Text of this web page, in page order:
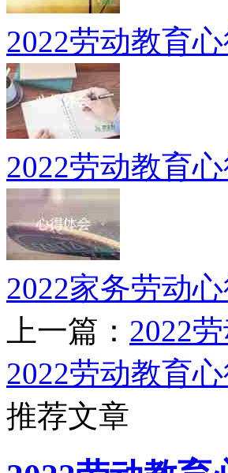
2022劳动教育
2022劳动教育
2022家务劳动
上一篇： 2022
2022劳动教育
推荐文章